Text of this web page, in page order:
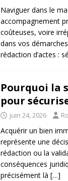
Naviguer dans le
accompagnement
coûteuses, voire
dans vos
rédaction d’actes :
Pourquoi la
pour
juin 24, 2026
Acquérir un bien
représente une
rédaction ou la
conséquences
précisément là […]